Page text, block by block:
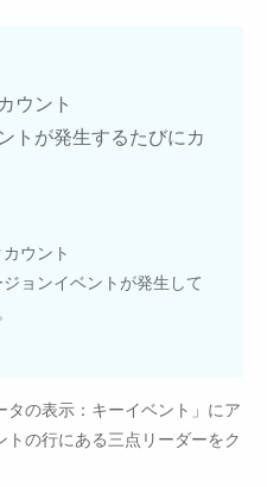
ウント
トが発生するたびにカ
ウント
ョンイベントが発生して
の表示：キーイベント」にア
の行にある三点リーダーをク